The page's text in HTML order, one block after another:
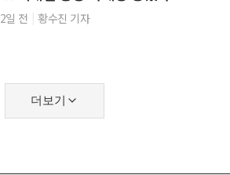
2일 전 황수진 기자
더보기